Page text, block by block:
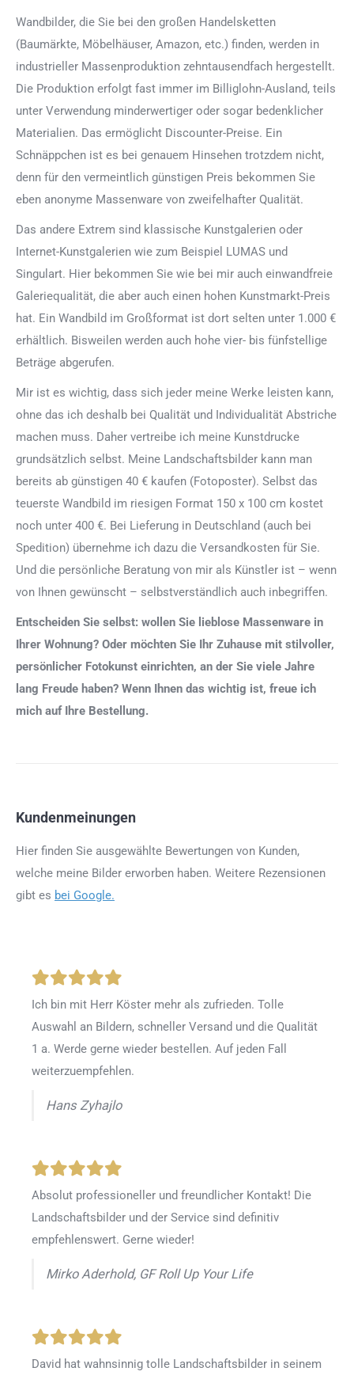
Wandbilder, die Sie bei den großen Handelsketten
(Baumärkte, Möbelhäuser, Amazon, etc.) finden, werden in
industrieller Massenproduktion zehntausendfach hergestellt.
Die Produktion erfolgt fast immer im Billiglohn-Ausland, teils
unter Verwendung minderwertiger oder sogar bedenklicher
Materialien. Das ermöglicht Discounter-Preise. Ein
Schnäppchen ist es bei genauem Hinsehen trotzdem nicht,
denn für den vermeintlich günstigen Preis bekommen Sie
eben anonyme Massenware von zweifelhafter Qualität.
Das andere Extrem sind klassische Kunstgalerien oder
Internet-Kunstgalerien wie zum Beispiel LUMAS und
Singulart. Hier bekommen Sie wie bei mir auch einwandfreie
Galeriequalität, die aber auch einen hohen Kunstmarkt-Preis
hat. Ein Wandbild im Großformat ist dort selten unter 1.000 €
erhältlich. Bisweilen werden auch hohe vier- bis fünfstellige
Beträge abgerufen.
Mir ist es wichtig, dass sich jeder meine Werke leisten kann,
ohne das ich deshalb bei Qualität und Individualität Abstriche
machen muss. Daher vertreibe ich meine Kunstdrucke
grundsätzlich selbst. Meine Landschaftsbilder kann man
bereits ab günstigen 40 € kaufen (Fotoposter). Selbst das
teuerste Wandbild im riesigen Format 150 x 100 cm kostet
noch unter 400 €. Bei Lieferung in Deutschland (auch bei
Spedition) übernehme ich dazu die Versandkosten für Sie.
Und die persönliche Beratung von mir als Künstler ist – wenn
von Ihnen gewünscht – selbstverständlich auch inbegriffen.
Entscheiden Sie selbst: wollen Sie lieblose Massenware in
Ihrer Wohnung? Oder möchten Sie Ihr Zuhause mit stilvoller,
persönlicher Fotokunst einrichten, an der Sie viele Jahre
lang Freude haben? Wenn Ihnen das wichtig ist, freue ich
mich auf Ihre Bestellung.
Kundenmeinungen
Hier finden Sie ausgewählte Bewertungen von Kunden,
welche meine Bilder erworben haben. Weitere Rezensionen
gibt es bei Google.
Ich bin mit Herr Köster mehr als zufrieden. Tolle
Auswahl an Bildern, schneller Versand und die Qualität
1 a. Werde gerne wieder bestellen. Auf jeden Fall
weiterzuempfehlen.
Hans Zyhajlo
Absolut professioneller und freundlicher Kontakt! Die
Landschaftsbilder und der Service sind definitiv
empfehlenswert. Gerne wieder!
Mirko Aderhold, GF Roll Up Your Life
David hat wahnsinnig tolle Landschaftsbilder in seinem